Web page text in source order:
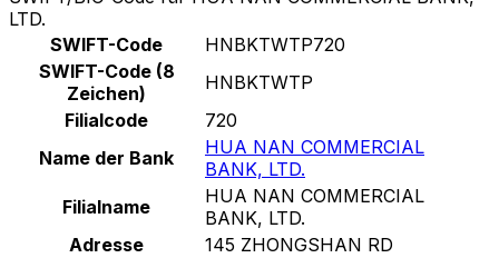
LTD.
SWIFT-Code
HNBKTWTP720
SWIFT-Code (8
Zeichen)
HNBKTWTP
Filialcode
720
Name der Bank
HUA NAN COMMERCIAL
BANK, LTD.
Filialname
HUA NAN COMMERCIAL
BANK, LTD.
Adresse
145 ZHONGSHAN RD